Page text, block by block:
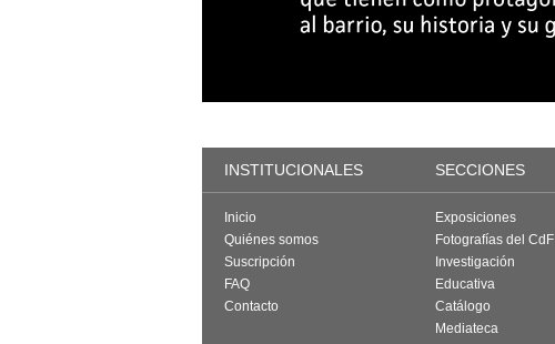
INSTITUCIONALES SECCIONES
Inicio
Quiénes somos
Suscripción
FAQ
Contacto
Exposiciones
Fotografías del CdF
Investigación
Educativa
Catálogo
Mediateca